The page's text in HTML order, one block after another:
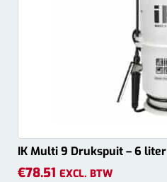
IK Multi 9 Drukspuit – 6 liter
€78.51 EXCL. BTW